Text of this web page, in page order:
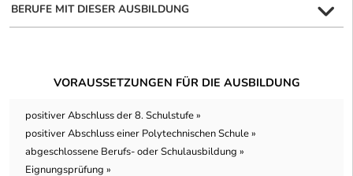
BERUFE MIT DIESER AUSBILDUNG
VORAUSSETZUNGEN FÜR DIE AUSBILDUNG
positiver Abschluss der 8. Schulstufe »
positiver Abschluss einer Polytechnischen Schule »
abgeschlossene Berufs- oder Schulausbildung »
Eignungsprüfung »